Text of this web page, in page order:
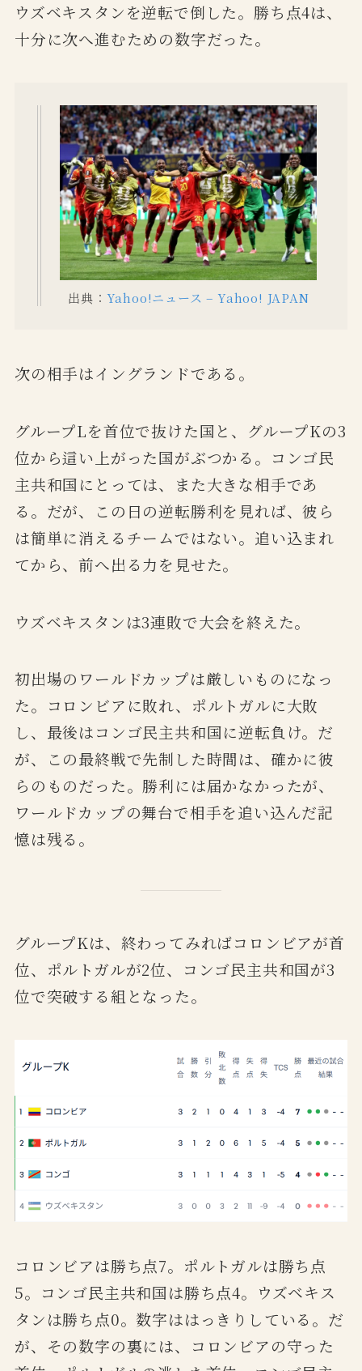
ウズベキスタンを逆転で倒した。勝ち点4は、
十分に次へ進むための数字だった。
出典： Yahoo!ニュース – Yahoo! JAPAN
次の相手はイングランドである。
グループLを首位で抜けた国と、グループKの3
位から這い上がった国がぶつかる。コンゴ民
主共和国にとっては、また大きな相手であ
る。だが、この日の逆転勝利を見れば、彼ら
は簡単に消えるチームではない。追い込まれ
てから、前へ出る力を見せた。
ウズベキスタンは3連敗で大会を終えた。
初出場のワールドカップは厳しいものになっ
た。コロンビアに敗れ、ポルトガルに大敗
し、最後はコンゴ民主共和国に逆転負け。だ
が、この最終戦で先制した時間は、確かに彼
らのものだった。勝利には届かなかったが、
ワールドカップの舞台で相手を追い込んだ記
憶は残る。
グループKは、終わってみればコロンビアが首
位、ポルトガルが2位、コンゴ民主共和国が3
位で突破する組となった。
コロンビアは勝ち点7。ポルトガルは勝ち点
5。コンゴ民主共和国は勝ち点4。ウズベキス
タンは勝ち点0。数字ははっきりしている。だ
が、その数字の裏には、コロンビアの守った